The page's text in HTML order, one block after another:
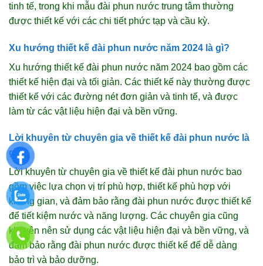
tinh tế, trong khi mẫu đài phun nước trung tâm thường
được thiết kế với các chi tiết phức tạp và cầu kỳ.
Xu hướng thiết kế đài phun nước năm 2024 là gì?
Xu hướng thiết kế đài phun nước năm 2024 bao gồm các
thiết kế hiện đại và tối giản. Các thiết kế này thường được
thiết kế với các đường nét đơn giản và tinh tế, và được
làm từ các vật liệu hiện đại và bền vững.
Lời khuyên từ chuyên gia về thiết kế đài phun nước là
gì?
Lời khuyên từ chuyên gia về thiết kế đài phun nước bao
gồm việc lựa chọn vị trí phù hợp, thiết kế phù hợp với
không gian, và đảm bảo rằng đài phun nước được thiết kế
để tiết kiệm nước và năng lượng. Các chuyên gia cũng
khuyên nên sử dụng các vật liệu hiện đại và bền vững, và
đảm bảo rằng đài phun nước được thiết kế để dễ dàng
bảo trì và bảo dưỡng.